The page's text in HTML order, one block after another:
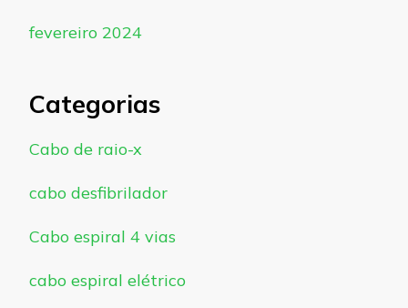
fevereiro 2024
Categorias
Cabo de raio-x
cabo desfibrilador
Cabo espiral 4 vias
cabo espiral elétrico